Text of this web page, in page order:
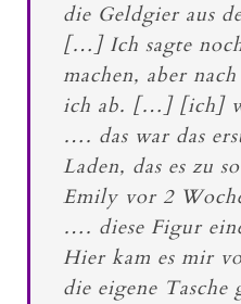
die Geldgier aus
[…] Ich sagte
machen, aber
ich ab. […] [ich]
…. das war das
Laden, das es zu
Emily vor 2
…. diese Figur
Hier kam es mir
die eigene